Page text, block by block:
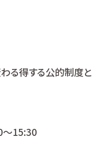
る得する公的制度と
〜15:30